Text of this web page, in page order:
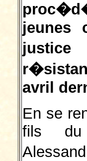
jeunes
avril
En se
fils du